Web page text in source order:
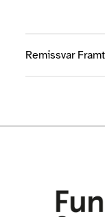
Remissvar